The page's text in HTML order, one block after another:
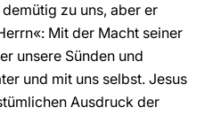
zu uns, aber er
Mit der Macht seiner
unsere Sünden und
und mit uns selbst. Jesus
Ausdruck der